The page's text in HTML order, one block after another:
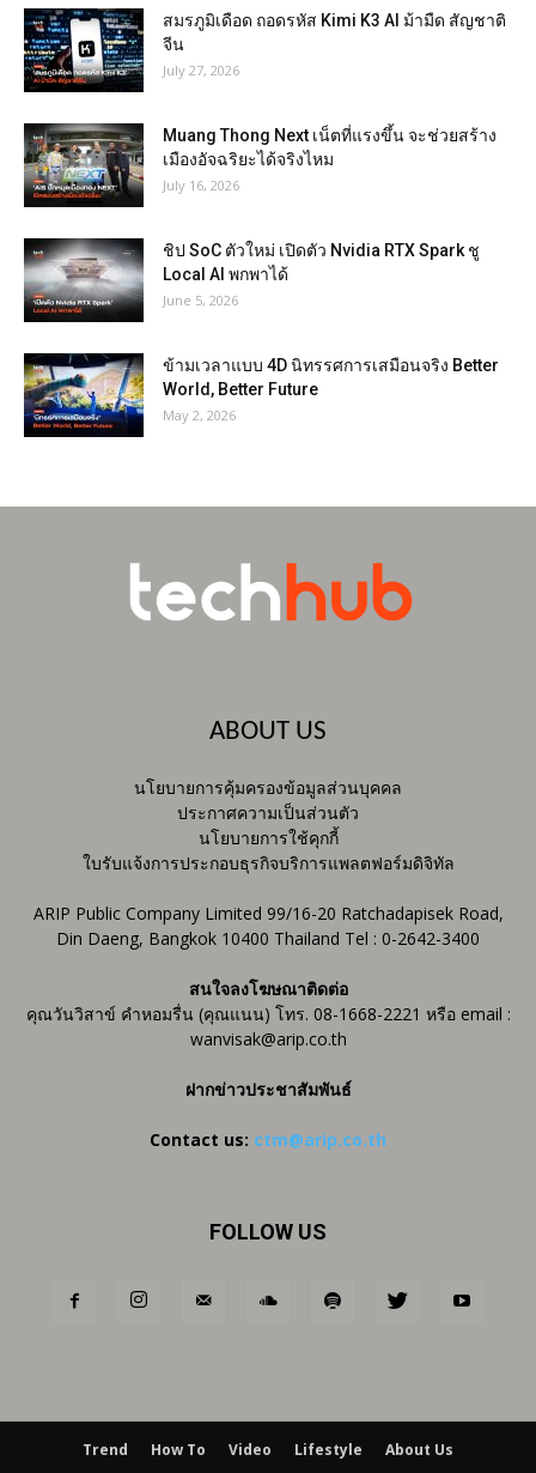
สมรภูมิเดือด ถอดรหัส Kimi K3 AI ม้ามืด สัญชาติ
จีน
July 27, 2026
Muang Thong Next เน็ตที่แรงขึ้น จะช่วยสร้าง
เมืองอัจฉริยะได้จริงไหม
July 16, 2026
ชิป SoC ตัวใหม่ เปิดตัว Nvidia RTX Spark ชู
Local AI พกพาได้
June 5, 2026
ข้ามเวลาแบบ 4D นิทรรศการเสมือนจริง Better
World, Better Future
May 2, 2026
ABOUT US
นโยบายการคุ้มครองข้อมูลส่วนบุคคล
ประกาศความเป็นส่วนตัว
นโยบายการใช้คุกกี้
ใบรับแจ้งการประกอบธุรกิจบริการแพลตฟอร์มดิจิทัล
ARIP Public Company Limited 99/16-20 Ratchadapisek Road,
Din Daeng, Bangkok 10400 Thailand Tel : 0-2642-3400
สนใจลงโฆษณาติดต่อ
คุณวันวิสาข์ คำหอมรื่น (คุณแนน) โทร. 08-1668-2221 หรือ email :
wanvisak@arip.co.th
ฝากข่าวประชาสัมพันธ์
Contact us: ctm@arip.co.th
FOLLOW US
Trend How To Video Lifestyle About Us